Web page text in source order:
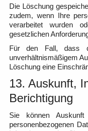
Die Löschung
zudem, wenn Ihre
verarbeitet wurden
gesetzlichen
Für den Fall, dass
unverhältnismäßigem
Löschung eine
13. Auskunft,
Berichtigung
Sie können
personenbezogenen